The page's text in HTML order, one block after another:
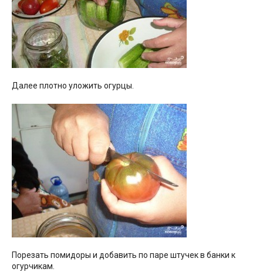
Далее плотно уложить огурцы.
Порезать помидоры и добавить по паре штучек в банки к
огурчикам.